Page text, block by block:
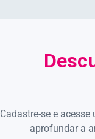
Cadastre-se e
aprofundar a